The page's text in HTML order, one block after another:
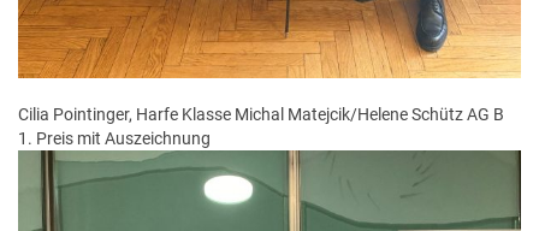
Cilia Pointinger, Harfe Klasse Michal Matejcik/Helene Schütz AG B
1. Preis mit Auszeichnung